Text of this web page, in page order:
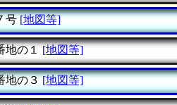
号 [地図等]
地の１ [地図等]
地の３ [地図等]